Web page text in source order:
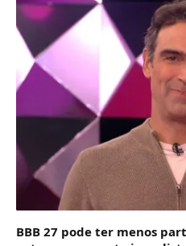
BBB 27 pode ter menos